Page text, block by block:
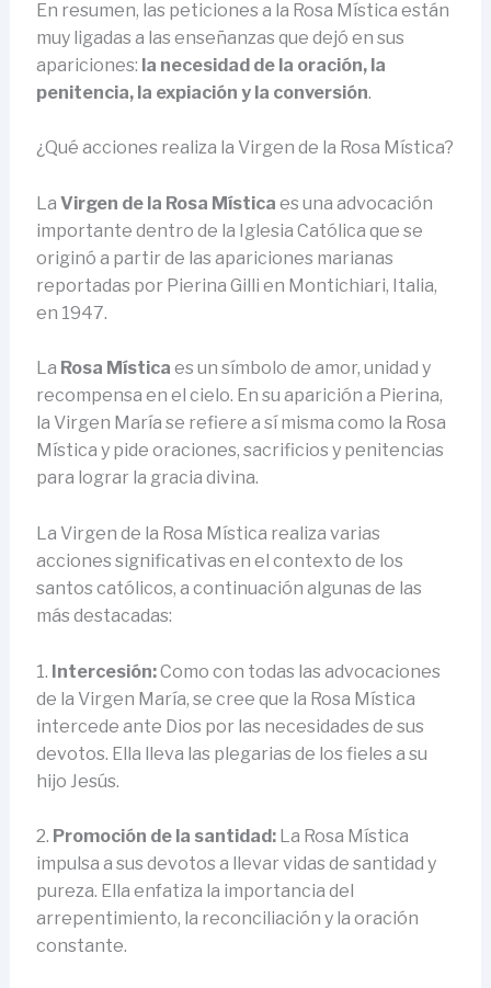
En resumen, las peticiones a la Rosa Mística están
muy ligadas a las enseñanzas que dejó en sus
apariciones: la necesidad de la oración, la
penitencia, la expiación y la conversión.
¿Qué acciones realiza la Virgen de la Rosa Mística?
La Virgen de la Rosa Mística es una advocación
importante dentro de la Iglesia Católica que se
originó a partir de las apariciones marianas
reportadas por Pierina Gilli en Montichiari, Italia,
en 1947.
La Rosa Mística es un símbolo de amor, unidad y
recompensa en el cielo. En su aparición a Pierina,
la Virgen María se refiere a sí misma como la Rosa
Mística y pide oraciones, sacrificios y penitencias
para lograr la gracia divina.
La Virgen de la Rosa Mística realiza varias
acciones significativas en el contexto de los
santos católicos, a continuación algunas de las
más destacadas:
1. Intercesión:Como con todas las advocaciones
de la Virgen María, se cree que la Rosa Mística
intercede ante Dios por las necesidades de sus
devotos. Ella lleva las plegarias de los fieles a su
hijo Jesús.
2. Promoción de la santidad:La Rosa Mística
impulsa a sus devotos a llevar vidas de santidad y
pureza. Ella enfatiza la importancia del
arrepentimiento, la reconciliación y la oración
constante.